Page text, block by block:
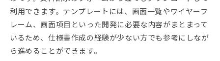
利用できます。テンプレートには、画面一覧やワイヤーフ
レーム、画面項目といった開発に必要な内容がまとまって
いるため、仕様書作成の経験が少ない方でも参考にしなが
ら進めることができます。